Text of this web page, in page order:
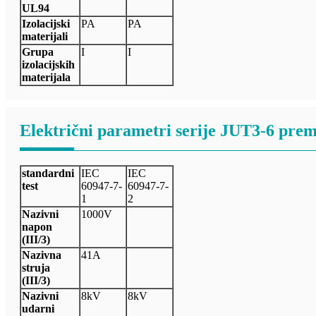
UL94
Izolacijski
materijali
PA PA
Grupa
izolacijskih
materijala
I I
Električni parametri serije JUT3-6
standardni
test
IEC
60947-7-
1
IEC
60947-7-
2
Nazivni
napon
(III/3)
1000V
Nazivna
struja
(III/3)
41A
Nazivni
udarni
8kV 8kV